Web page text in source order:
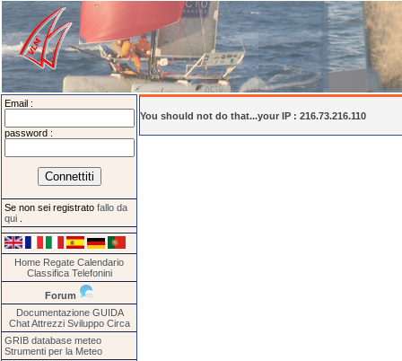
Email :
password :
Se non sei registrato fallo da
qui
Home Regate Calendario
Classifica Telefonini
Forum
Documentazione GUIDA
Chat Attrezzi Sviluppo Circa
GRIB database meteo
Strumenti per la Meteo
You should not do that...your IP : 216.73.216.110